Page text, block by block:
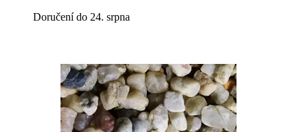
Doručení do 24. srpna